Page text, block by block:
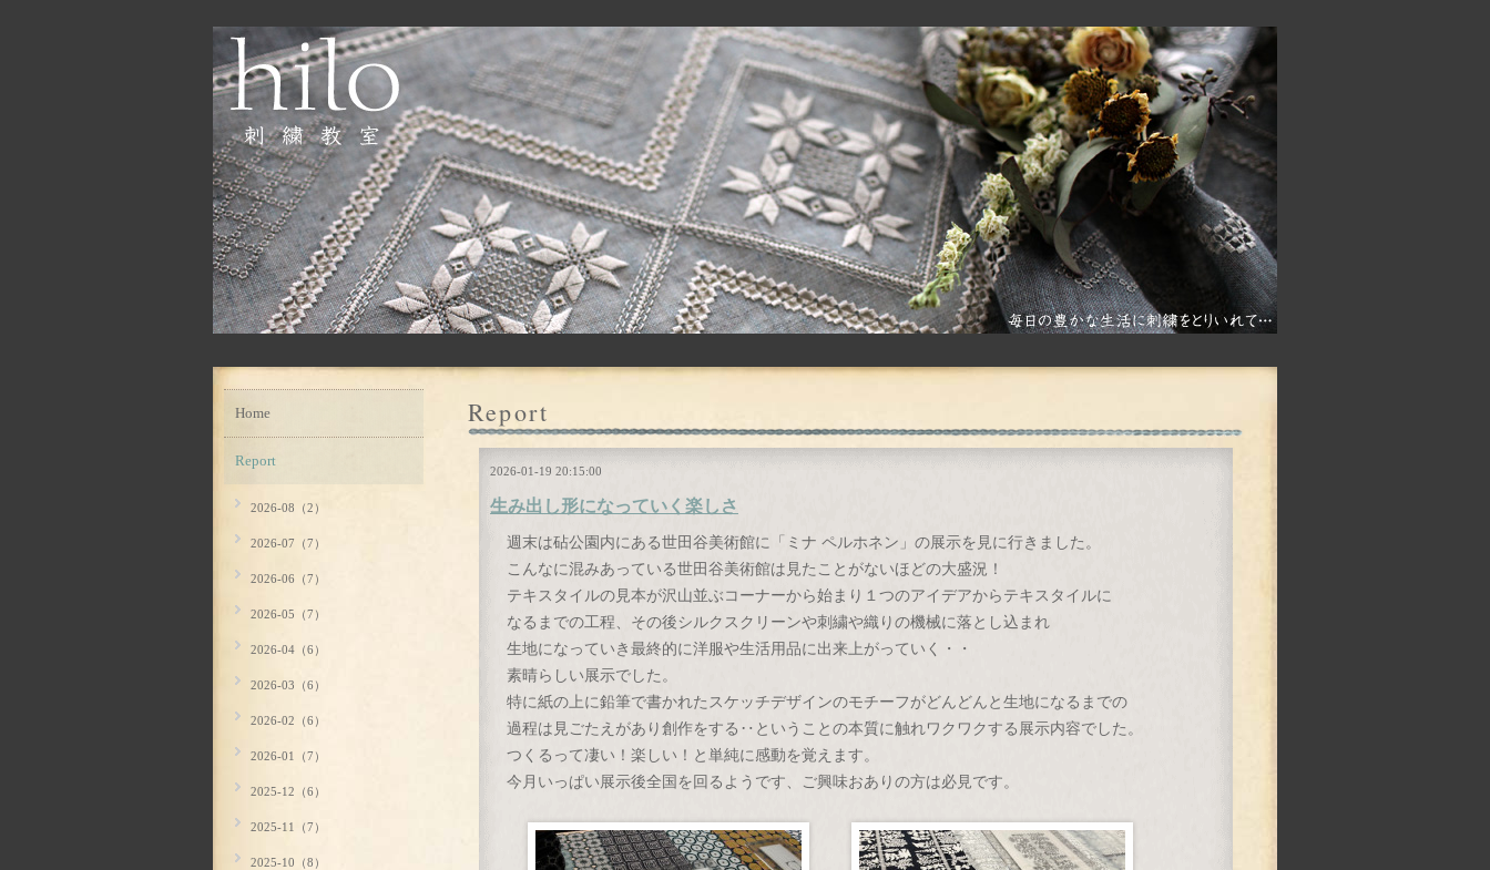
Report
2026-01-19 20:15:00
生み出し形になっていく楽しさ
週末は砧公園内にある世田谷美術館に「ミナ ペルホネン」の展示を見に行きました。
こんなに混みあっている世田谷美術館は見たことがないほどの大盛況！
テキスタイルの見本が沢山並ぶコーナーから始まり１つのアイデアからテキスタイルに
なるまでの工程、その後シルクスクリーンや刺繍や織りの機械に落とし込まれ
生地になっていき最終的に洋服や生活用品に出来上がっていく・・
素晴らしい展示でした。
特に紙の上に鉛筆で書かれたスケッチデザインのモチーフがどんどんと生地になるまでの
過程は見ごたえがあり創作をする‥ということの本質に触れワクワクする展示内容でした。
つくるって凄い！楽しい！と単純に感動を覚えます。
今月いっぱい展示後全国を回るようです、ご興味おありの方は必見です。
Home
Report
2026-08（2）
2026-07（7）
2026-06（7）
2026-05（7）
2026-04（6）
2026-03（6）
2026-02（6）
2026-01（7）
2025-12（6）
2025-11（7）
2025-10（8）